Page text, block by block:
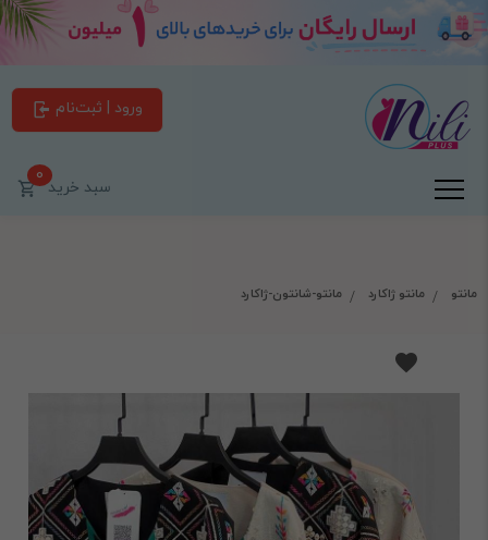
ورود | ثبت‌نام
سبد خرید0
مانتو مانتو ژاکارد مانتو-شانتون-ژاکارد